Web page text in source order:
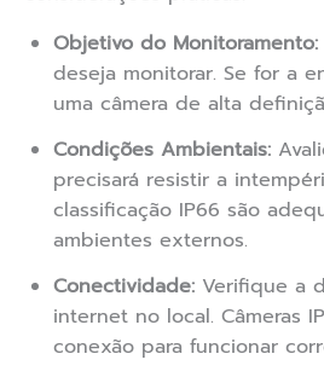
Objetivo do Monitoramento:
deseja monitorar. Se for a
uma câmera de alta
Condições Ambientais:
precisará resistir a
classificação IP66 são
ambientes externos.
Conectividade: Verifique a
internet no local. Câmeras
conexão para funcionar